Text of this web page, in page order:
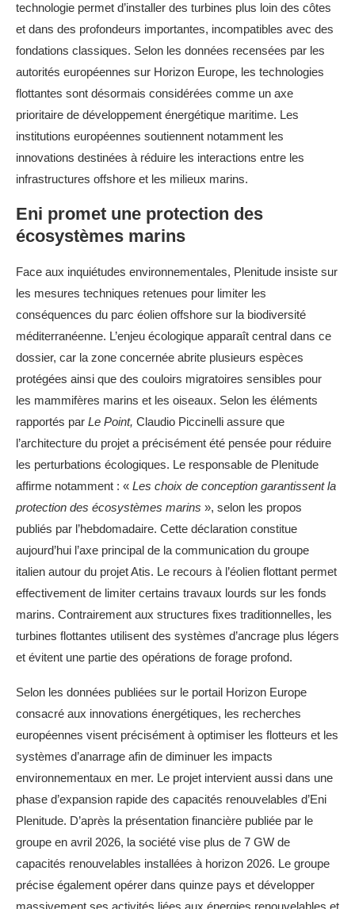
technologie permet d’installer des turbines plus loin des côtes
et dans des profondeurs importantes, incompatibles avec des
fondations classiques. Selon les données recensées par les
autorités européennes sur Horizon Europe, les technologies
flottantes sont désormais considérées comme un axe
prioritaire de développement énergétique maritime. Les
institutions européennes soutiennent notamment les
innovations destinées à réduire les interactions entre les
infrastructures offshore et les milieux marins.
Eni promet une protection des
écosystèmes marins
Face aux inquiétudes environnementales, Plenitude insiste sur
les mesures techniques retenues pour limiter les
conséquences du parc éolien offshore sur la biodiversité
méditerranéenne. L’enjeu écologique apparaît central dans ce
dossier, car la zone concernée abrite plusieurs espèces
protégées ainsi que des couloirs migratoires sensibles pour
les mammifères marins et les oiseaux. Selon les éléments
rapportés par Le Point, Claudio Piccinelli assure que
l’architecture du projet a précisément été pensée pour réduire
les perturbations écologiques. Le responsable de Plenitude
affirme notamment : « Les choix de conception garantissent la
protection des écosystèmes marins », selon les propos
publiés par l’hebdomadaire. Cette déclaration constitue
aujourd’hui l’axe principal de la communication du groupe
italien autour du projet Atis. Le recours à l’éolien flottant permet
effectivement de limiter certains travaux lourds sur les fonds
marins. Contrairement aux structures fixes traditionnelles, les
turbines flottantes utilisent des systèmes d’ancrage plus légers
et évitent une partie des opérations de forage profond.
Selon les données publiées sur le portail Horizon Europe
consacré aux innovations énergétiques, les recherches
européennes visent précisément à optimiser les flotteurs et les
systèmes d’anarrage afin de diminuer les impacts
environnementaux en mer. Le projet intervient aussi dans une
phase d’expansion rapide des capacités renouvelables d’Eni
Plenitude. D’après la présentation financière publiée par le
groupe en avril 2026, la société vise plus de 7 GW de
capacités renouvelables installées à horizon 2026. Le groupe
précise également opérer dans quinze pays et développer